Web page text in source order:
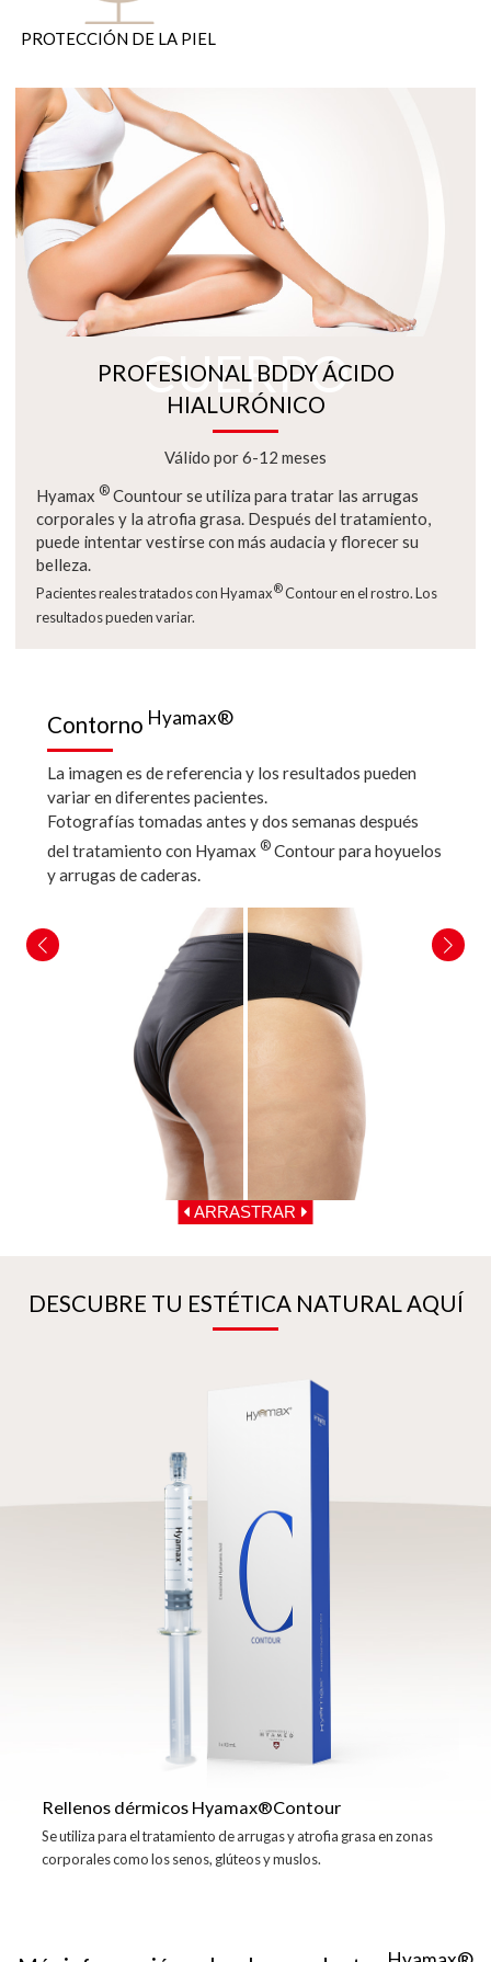
PROTECCIÓN DE LA PIEL
CUERPO
PROFESIONAL BDDY ÁCIDO
HIALURÓNICO
Válido por 6-12 meses
Hyamax ® Countour se utiliza para tratar las arrugas
corporales y la atrofia grasa. Después del tratamiento,
puede intentar vestirse con más audacia y florecer su
belleza.
Pacientes reales tratados con Hyamax®Contour en el rostro. Los
resultados pueden variar.
Contorno Hyamax®
La imagen es de referencia y los resultados pueden
variar en diferentes pacientes.
Fotografías tomadas antes y dos semanas después
del tratamiento con Hyamax®Contour para hoyuelos
y arrugas de caderas.
ARRASTRAR
DESCUBRE TU ESTÉTICA NATURAL AQUÍ
Rellenos dérmicos Hyamax®Contour
Se utiliza para el tratamiento de arrugas y atrofia grasa en zonas
corporales como los senos, glúteos y muslos.